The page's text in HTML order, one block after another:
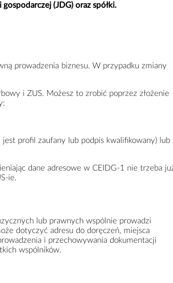
(JDG) oraz spółki.
prowadzenia biznesu. W przypadku zmiany
i ZUS. Możesz to zrobić poprzez złożenie
jest profil zaufany lub podpis kwalifikowany) lub
dane adresowe w CEIDG-1 nie trzeba
ie.
lub prawnych wspólnie prowadzi
dotyczyć adresu do doręczeń, miejsca
i przechowywania dokumentacji
wspólników.